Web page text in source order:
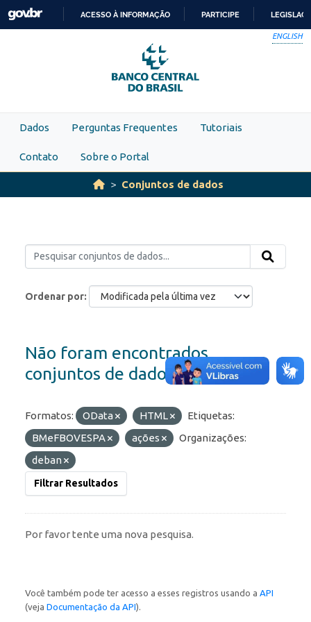
Skip to main content
PARA
O
CONTEÚDO
ACESSO À INFORMAÇÃO PARTICIPE
ENGLISH
Dados Perguntas Frequentes Tutoriais
Contato Sobre o Portal
Conjuntos de dados
Ordenar por
Não foram encontrados
conjuntos de dados
Formatos: OData HTML
Etiquetas:
BMeFBOVESPA
ações
Organizações:
deban
Filtrar Resultados
Por favor tente uma nova pesquisa.
Você também pode ter acesso a esses registros usando a API
(veja Documentação da API).